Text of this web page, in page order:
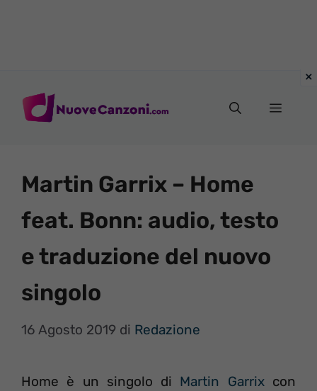
Menu
Martin Garrix – Home
feat. Bonn: audio, testo
e traduzione del nuovo
singolo
16 Agosto 2019 di Redazione
Home è un singolo di Martin Garrixcon